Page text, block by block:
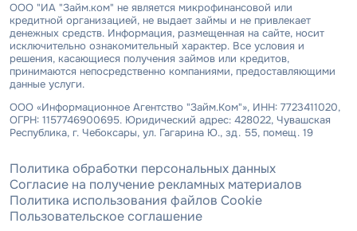
ООО "ИА "Займ.ком" не является микрофинансовой или
кредитной организацией, не выдает займы и не привлекает
денежных средств. Информация, размещенная на сайте, носит
исключительно ознакомительный характер. Все условия и
решения, касающиеся получения займов или кредитов,
принимаются непосредственно компаниями, предоставляющими
данные услуги.
ООО «Информационное Агентство "Займ.Ком"», ИНН: 7723411020,
ОГРН: 1157746900695. Юридический адрес: 428022, Чувашская
Республика, г. Чебоксары, ул. Гагарина Ю., зд. 55, помещ. 19
Политика обработки персональных данных
Согласие на получение рекламных материалов
Политика использования файлов Cookie
Пользовательское соглашение